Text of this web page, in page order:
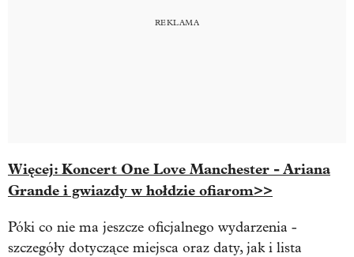
Więcej: Koncert One Love Manchester - Ariana
Grande i gwiazdy w hołdzie ofiarom>>
Póki co nie ma jeszcze oficjalnego wydarzenia -
szczegóły dotyczące miejsca oraz daty, jak i lista